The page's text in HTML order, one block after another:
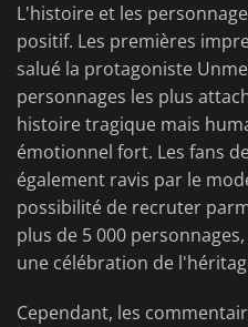
L'histoire et les
positif. Les premières
salué la protagoniste
personnages les plus
histoire tragique mais
émotionnel fort. Les fans
également ravis par le
possibilité de recruter
plus de 5 000
une célébration de
Cependant, les